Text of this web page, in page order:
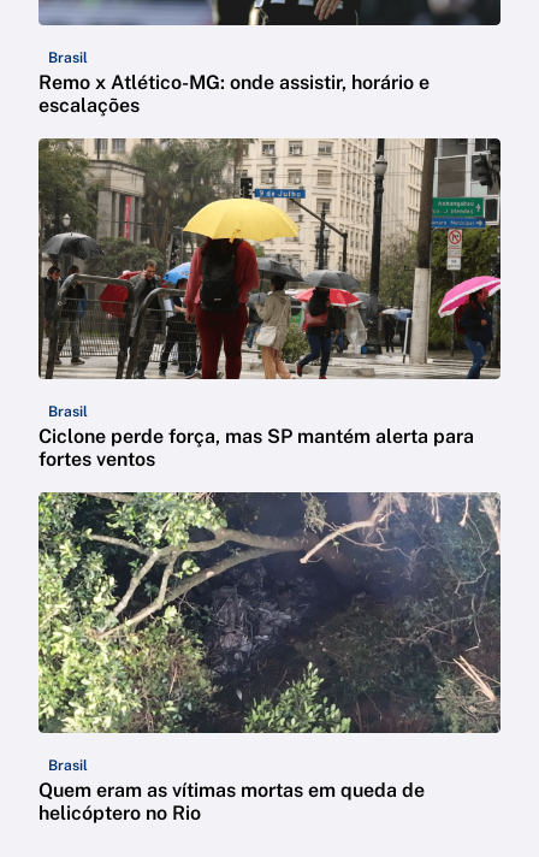
Brasil
Remo x Atlético-MG: onde assistir, horário e
escalações
Brasil
Ciclone perde força, mas SP mantém alerta para
fortes ventos
Brasil
Quem eram as vítimas mortas em queda de
helicóptero no Rio